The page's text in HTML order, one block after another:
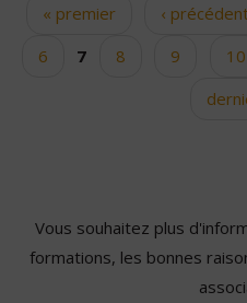
Pages« premier ‹
6
7 8 9 10
Vous souhaitez plus
formations, les bonnes